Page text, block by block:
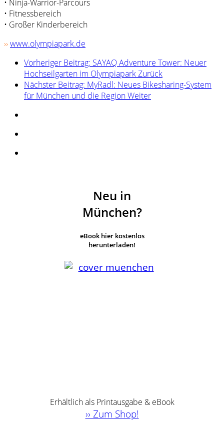
• Ninja-Warrior-Parcours
• Fitnessbereich
• Großer Kinderbereich
››www.olympiapark.de
Vorheriger Beitrag: SAYAQ Adventure Tower: Neuer
Hochseilgarten im OlympiaparkZurück
Nächster Beitrag: MyRadl: Neues Bikesharing-System
für München und die RegionWeiter
Neu in
München?
eBook hier kostenlos
herunterladen!
Erhältlich als Printausgabe & eBook
›› Zum Shop!